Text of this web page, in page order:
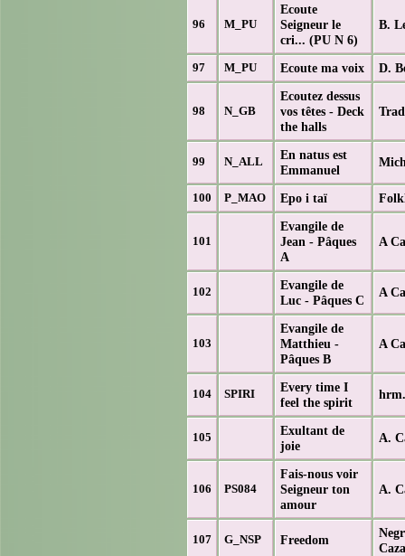
96 M_PU
Ecoute
Seigneur le
cri... (PU N 6)
B.
97 M_PU Ecoute ma voix D.
98 N_GB
Ecoutez dessus
vos têtes - Deck
the halls
99 N_ALL
En natus est
Emmanuel
100 P_MAO Epo i taï
101
Evangile de
Jean - Pâques
A
A
102
Evangile de
Luc - Pâques C
A
103
Evangile de
Matthieu -
Pâques B
A
104 SPIRI
Every time I
feel the spirit
105
Exultant de
joie
A.
106 PS084
Fais-nous voir
Seigneur ton
amour
A.
107 G_NSP Freedom